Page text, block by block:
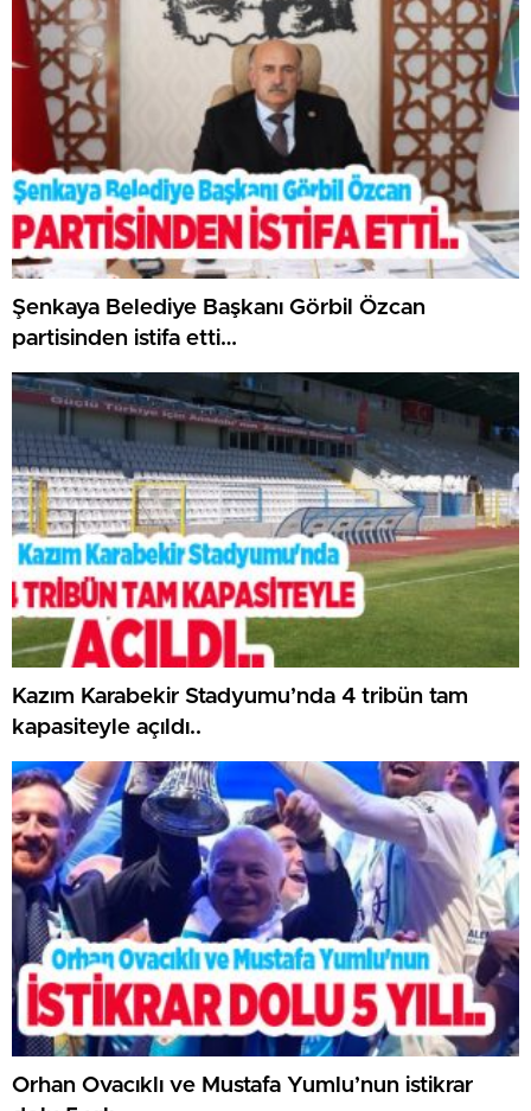
Şenkaya Belediye Başkanı Görbil Özcan
partisinden istifa etti…
Kazım Karabekir Stadyumu’nda 4 tribün tam
kapasiteyle açıldı..
Orhan Ovacıklı ve Mustafa Yumlu’nun istikrar